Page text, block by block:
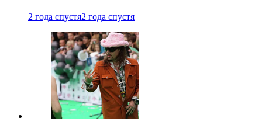
2 года спустя2 года спустя